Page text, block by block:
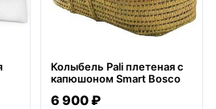
Колыбель Pali плетеная с
капюшоном Smart Bosco
6 900 ₽